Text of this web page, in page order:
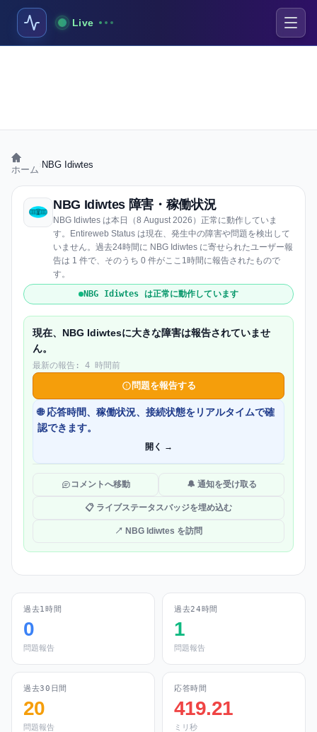
Live
ホーム NBG Idiwtes
NBG Idiwtes 障害・稼働状況
NBG Idiwtes は本日（8 August 2026）正常に動作していま
す。Entireweb Status は現在、発生中の障害や問題を検出して
いません。過去24時間に NBG Idiwtes に寄せられたユーザー報
告は 1 件で、そのうち 0 件がここ1時間に報告されたもので
す。
NBG Idiwtes は正常に動作しています
現在、NBG Idiwtesに大きな障害は報告されていませ
ん。
最新の報告: 4 時間前
問題を報告する
🌐 応答時間、稼働状況、接続状態をリアルタイムで確
認できます。
開く →
コメントへ移動 🔔 通知を受け取る
📋 ライブステータスバッジを埋め込む
↗ NBG Idiwtes を訪問
過去1時間
0
問題報告
過去24時間
1
問題報告
過去30日間
20
問題報告
応答時間
419.21
ミリ秒